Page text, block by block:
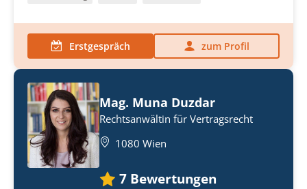
Erstgespräch zum Profil
Mag. Muna Duzdar
Rechtsanwältin für Vertragsrecht
1080 Wien
7 Bewertungen